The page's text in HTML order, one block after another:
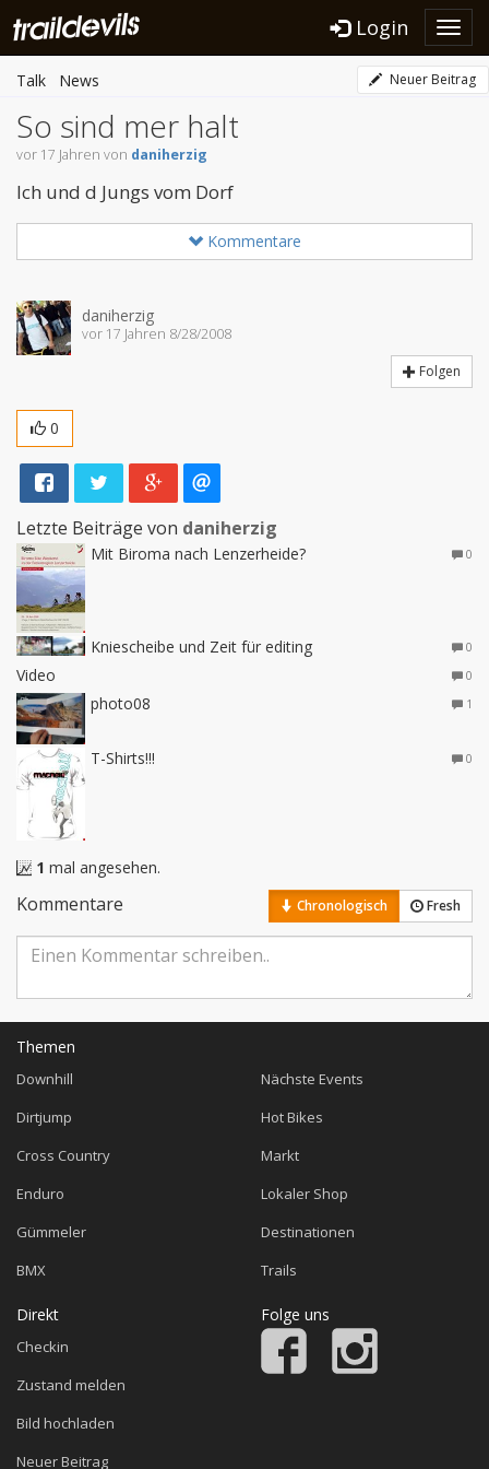
Login
Talk News Neuer Beitrag
So sind mer halt
vor 17 Jahren von daniherzig
Ich und d Jungs vom Dorf
Kommentare
daniherzig
vor 17 Jahren 8/28/2008
Folgen
0
Letzte Beiträge von daniherzig
Mit Biroma nach Lenzerheide? 0
Kniescheibe und Zeit für editing 0
Video 0
photo08 1
T-Shirts!!! 0
1 mal angesehen.
Kommentare Chronologisch Fresh
Themen
Downhill
Dirtjump
Cross Country
Enduro
Gümmeler
BMX
Nächste Events
Hot Bikes
Markt
Lokaler Shop
Destinationen
Trails
Direkt
Checkin
Zustand melden
Bild hochladen
Neuer Beitrag
Folge uns